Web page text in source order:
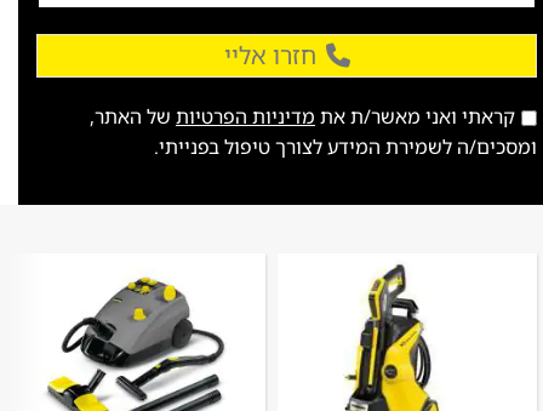
חזרו אליי
קראתי ואני מאשר/ת את מדיניות הפרטיות של האתר,
ומסכים/ה לשמירת המידע לצורך טיפול בפנייתי.